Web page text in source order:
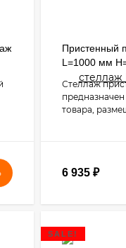
Пристенный
L=1000 мм
Стеллаж
товара,
6 935 ₽
SALE!